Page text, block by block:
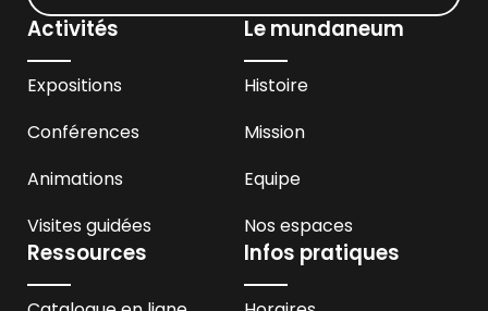
Activités
Expositions
Conférences
Animations
Visites guidées
Le mundaneum
Histoire
Mission
Equipe
Nos espaces
Ressources Infos pratiques